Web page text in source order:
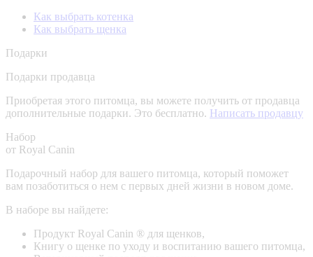
Как выбрать котенка
Как выбрать щенка
Подарки
Подарки продавца
Приобретая этого питомца, вы можете получить от продавца
дополнительные подарки. Это бесплатно. Написать продавцу
Набор
от Royal Canin
Подарочный набор для вашего питомца, который поможет
вам позаботиться о нем с первых дней жизни в новом доме.
В наборе вы найдете:
Продукт Royal Canin ® для щенков,
Книгу о щенке по уходу и воспитанию вашего питомца,